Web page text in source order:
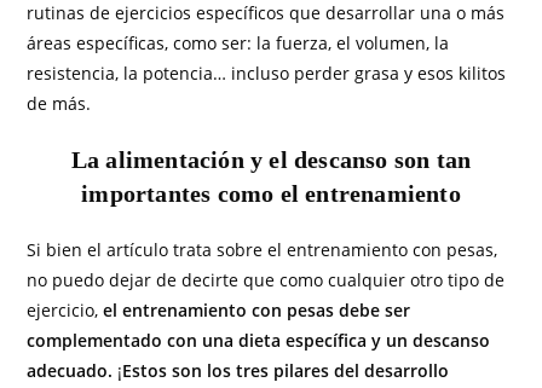
rutinas de ejercicios específicos que desarrollar una o más
áreas específicas, como ser: la fuerza, el volumen, la
resistencia, la potencia… incluso perder grasa y esos kilitos
de más.
La alimentación y el descanso son tan
importantes como el entrenamiento
Si bien el artículo trata sobre el entrenamiento con pesas,
no puedo dejar de decirte que como cualquier otro tipo de
ejercicio,el entrenamiento con pesas debe ser
complementado con una dieta específica y un descanso
adecuado. ¡Estos son los tres pilares del desarrollo